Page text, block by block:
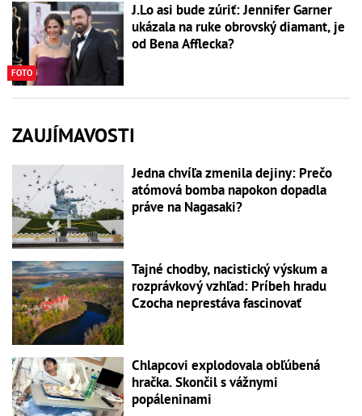
FOTO
J.Lo asi bude zúriť: Jennifer Garner
ukázala na ruke obrovský diamant, je
od Bena Afflecka?
ZAUJÍMAVOSTI
Jedna chvíľa zmenila dejiny: Prečo
atómová bomba napokon dopadla
práve na Nagasaki?
Tajné chodby, nacistický výskum a
rozprávkový vzhľad: Príbeh hradu
Czocha neprestáva fascinovať
Chlapcovi explodovala obľúbená
hračka. Skončil s vážnymi
popáleninami